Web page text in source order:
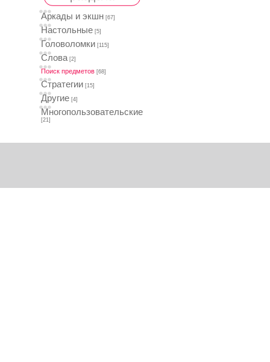
Аркады и экшн [67]
Настольные [5]
Головоломки [115]
Слова [2]
Поиск предметов [68]
Стратегии [15]
Другие [4]
Многопользовательские
[21]